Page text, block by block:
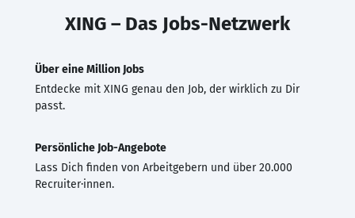
XING – Das Jobs-Netzwerk
Über eine Million Jobs
Entdecke mit XING genau den Job, der wirklich zu Dir
passt.
Persönliche Job-Angebote
Lass Dich finden von Arbeitgebern und über 20.000
Recruiter·innen.